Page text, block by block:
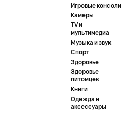
Игровые консоли
Камеры
TV и
мультимедиа
Музыка и звук
Спорт
Здоровье
Здоровье
питомцев
Книги
Одежда и
аксессуары